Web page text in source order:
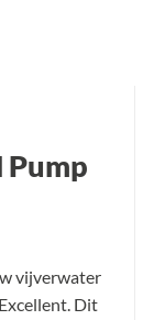
vijverwater
Dit